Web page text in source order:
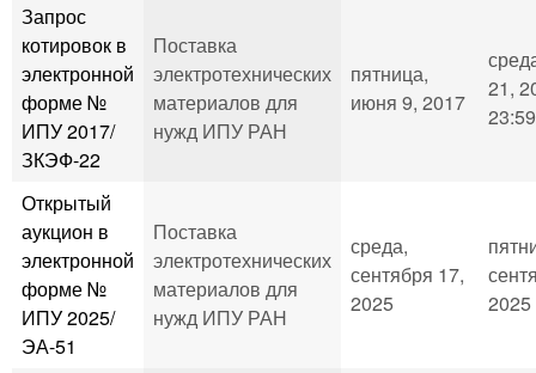
Запрос
котировок в
электронной
форме №
ИПУ 2017/
ЗКЭФ-22
Поставка
электротехнических
материалов для
нужд ИПУ РАН
пятница,
июня 9, 2017
21,
23:59
Открытый
аукцион в
электронной
форме №
ИПУ 2025/
ЭА-51
Поставка
электротехнических
материалов для
нужд ИПУ РАН
среда,
сентября 17,
2025
2025